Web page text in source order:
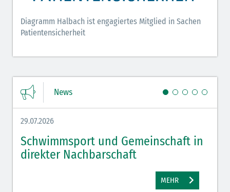
Diagramm Halbach ist engagiertes Mitglied in Sachen
Patientensicherheit
News
29.07.2026
Schwimmsport und Gemeinschaft in
direkter Nachbarschaft
MEHR